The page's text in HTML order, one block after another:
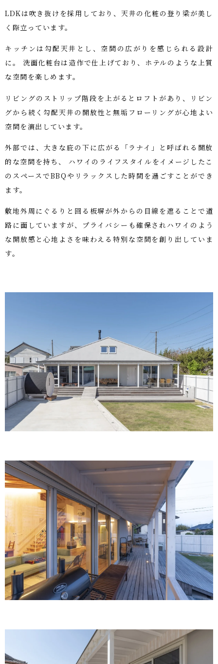
LDKは吹き抜けを採用しており、天井の化粧の登り梁が美し
く際立っています。
キッチンは勾配天井とし、空間の広がりを感じられる設計
に。 洗面化粧台は造作で仕上げており、ホテルのような上質
な空間を楽しめます。
リビングのストリップ階段を上がるとロフトがあり、リビン
グから続く勾配天井の開放性と無垢フローリングが心地よい
空間を演出しています。
外部では、大きな庇の下に広がる「ラナイ」と呼ばれる開放
的な空間を持ち、 ハワイのライフスタイルをイメージしたこ
のスペースでBBQやリラックスした時間を過ごすことができ
ます。
敷地外周にぐるりと回る板塀が外からの目線を遮ることで道
路に面していますが、プライバシーも確保されハワイのよう
な開放感と心地よさを味わえる特別な空間を創り出していま
す。